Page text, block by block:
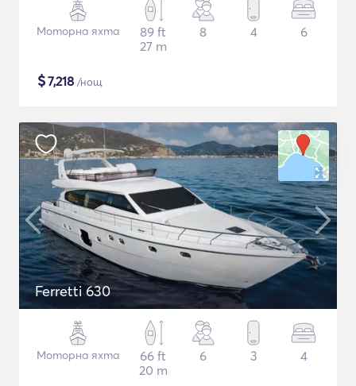
Моторна яхта
89 ft
27 m
8 4 6
$7,218 /нощ
Ferretti 630
Моторна яхта
66 ft
20 m
6 3 4